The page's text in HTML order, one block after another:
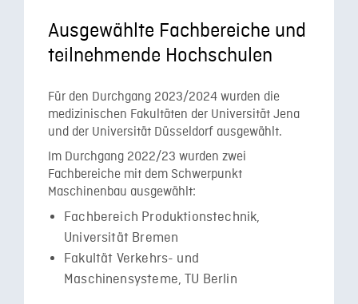
Ausgewählte Fachbereiche und
teilnehmende Hochschulen
Für den Durchgang 2023/2024 wurden die
medizinischen Fakultäten der Universität Jena
und der Universität Düsseldorf ausgewählt.
Im Durchgang 2022/23 wurden zwei
Fachbereiche mit dem Schwerpunkt
Maschinenbau ausgewählt:
Fachbereich Produktionstechnik,
Universität Bremen
Fakultät Verkehrs- und
Maschinensysteme, TU Berlin